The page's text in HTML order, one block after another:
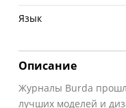
Язык
Описание
Журналы Burda
лучших моделей и